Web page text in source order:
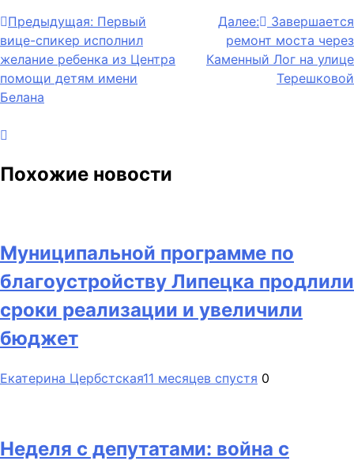
Навигация
по
записям
Предыдущая: Первый
вице-спикер исполнил
желание ребенка из Центра
помощи детям имени
Белана
Далее:
Завершается
ремонт моста через
Каменный Лог на улице
Терешковой
Похожие новости
Муниципальной программе по
благоустройству Липецка продлили
сроки реализации и увеличили
бюджет
Екатерина Цербстская11 месяцев спустя 0
Неделя с депутатами: война с